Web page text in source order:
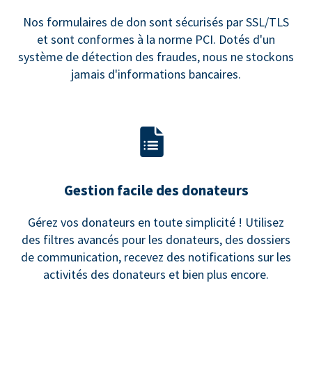
Nos formulaires de don sont sécurisés par SSL/TLS
et sont conformes à la norme PCI. Dotés d'un
système de détection des fraudes, nous ne stockons
jamais d'informations bancaires.
Gestion facile des donateurs
Gérez vos donateurs en toute simplicité ! Utilisez
des filtres avancés pour les donateurs, des dossiers
de communication, recevez des notifications sur les
activités des donateurs et bien plus encore.